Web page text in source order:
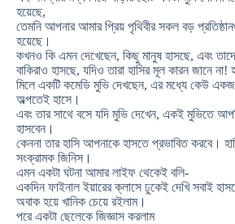
হয়েছে,
তেমনি আপনার আমার প্রিয় পৃথিবীর সকল বড়
হয়েছে।
কখনও কি এমন দেখেছেন, কিছু মানুষ হাসছে, এবং
বাকিরাও হাসছে, যদিও তারা হাসির মূল কারন জানে
মিলে একটি কমেডি মুভি দেখছেন, এর মধ্যে কেউ
অল্পতেই হাসে।
এবং তার সাথে বসে যদি মুভি দেখেন, একই মুভিতে
হাসবেন।
কেননা তার হাসি আপনাকে হাসতে প্রভাবিত করবে।
সংক্রামক জিনিস।
এমন একটা ঘটনা আমার লাইফ থেকেই বলি-
একদিন ফাইনাল ইয়ারের ক্লাসে ঢুকেই দেখি সবাই
অবাক হয়ে খানিক চেয়ে রইলাম।
পরে একটা ছেলেকে জিজ্ঞাস করলাম